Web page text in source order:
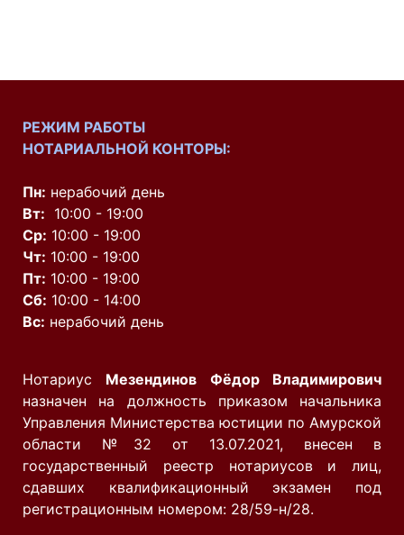
РЕЖИМ РАБОТЫ
НОТАРИАЛЬНОЙ КОНТОРЫ:
Пн: нерабочий день
Вт: 10:00 - 19:00
Ср: 10:00 - 19:00
Чт: 10:00 - 19:00
Пт: 10:00 - 19:00
Сб: 10:00 - 14:00
Вс: нерабочий день
Нотариус Мезендинов Фёдор Владимирович
назначен на должность приказом начальника
Управления Министерства юстиции по Амурской
области №32 от 13.07.2021, внесен в
государственный реестр нотариусов и лиц,
сдавших квалификационный экзамен под
регистрационным номером: 28/59-н/28.